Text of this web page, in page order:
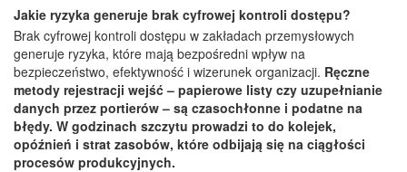
Jakie ryzyka generuje brak cyfrowej kontroli dostępu?
Brak cyfrowej kontroli dostępu w zakładach przemysłowych
generuje ryzyka, które mają bezpośredni wpływ na
bezpieczeństwo, efektywność i wizerunek organizacji. Ręczne
metody rejestracji wejść – papierowe listy czy uzupełnianie
danych przez portierów – są czasochłonne i podatne na
błędy. W godzinach szczytu prowadzi to do kolejek,
opóźnień i strat zasobów, które odbijają się na ciągłości
procesów produkcyjnych.